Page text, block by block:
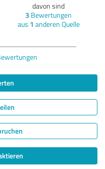
davon sind
3 Bewertungen
aus 1 anderen Quelle